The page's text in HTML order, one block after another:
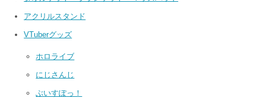
アクリルスタンド
VTuberグッズ
ホロライブ
にじさんじ
ぶいすぽっ！